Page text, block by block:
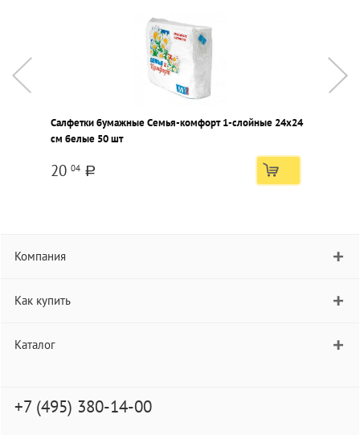
Салфетки бумажные Семья-комфорт 1-слойные 24х24
см белые 50 шт
20 04 a
Компания
Как купить
Каталог
+7 (495) 380-14-00